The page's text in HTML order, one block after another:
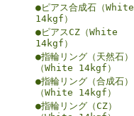
●ピアス合成石（White
14kgf）
●ピアスCZ（White
14kgf）
●指輪リング（天然石）
（White 14kgf）
●指輪リング（合成石）
（White 14kgf）
●指輪リング（CZ）